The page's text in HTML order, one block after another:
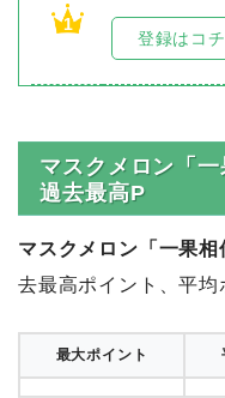
1
登録はコ
マスクメロン「
過去最高P
マスクメロン「一果相
去最高ポイント、平均
最大ポイント